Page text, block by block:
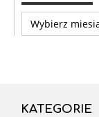
Archiwa
KATEGORIE